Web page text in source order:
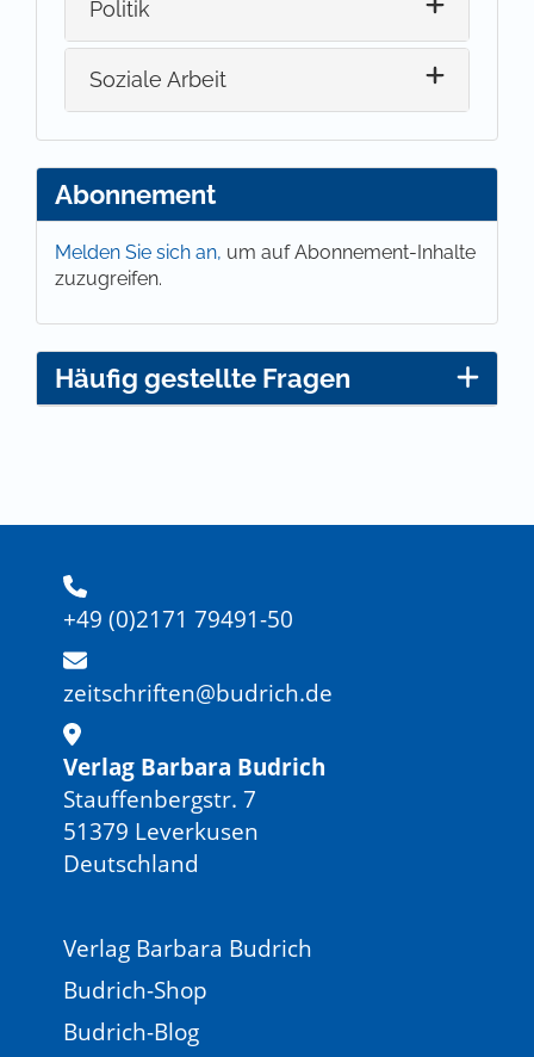
Politik
Soziale Arbeit
Abonnement
Melden Sie sich an, um auf Abonnement-Inhalte
zuzugreifen.
Häufig gestellte Fragen
+49 (0)2171 79491-50
zeitschriften@budrich.de
Verlag Barbara Budrich
Stauffenbergstr. 7
51379 Leverkusen
Deutschland
Verlag Barbara Budrich
Budrich-Shop
Budrich-Blog